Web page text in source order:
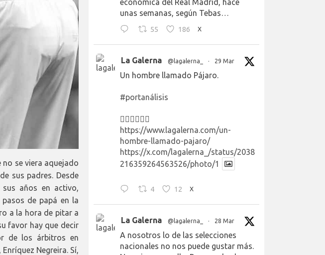
se viera aquejado
sus padres. Desde
años en activo,
de papá en la
a la hora de pitar a
favor hay que decir
de los árbitros en
Negreira. Sí,
económica del Real Madrid, hace
unas semanas, según Tebas…
55 186 X
La Galerna @lagalerna_ · 29 Mar
Un hombre llamado Pájaro.
#portanálisis
👉🏻👉🏻👉🏻
https://www.lagalerna.com/un-
hombre-llamado-pajaro/
https://x.com/lagalerna_/status/2038
216359264563526/photo/1
4 12 X
La Galerna @lagalerna_ · 28 Mar
A nosotros lo de las selecciones
nacionales no nos puede gustar más.